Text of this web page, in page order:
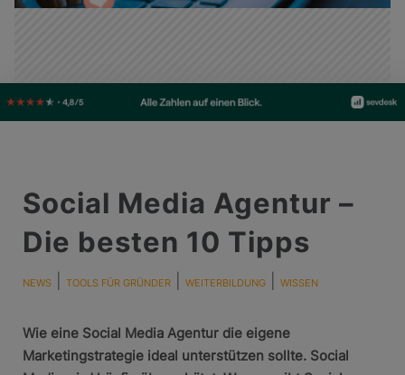
Social Media Agentur –
Die besten 10 Tipps
NEWS| TOOLS FÜR GRÜNDER| WEITERBILDUNG| WISSEN
Wie eine Social Media Agentur die eigene
Marketingstrategie ideal unterstützen sollte. Social